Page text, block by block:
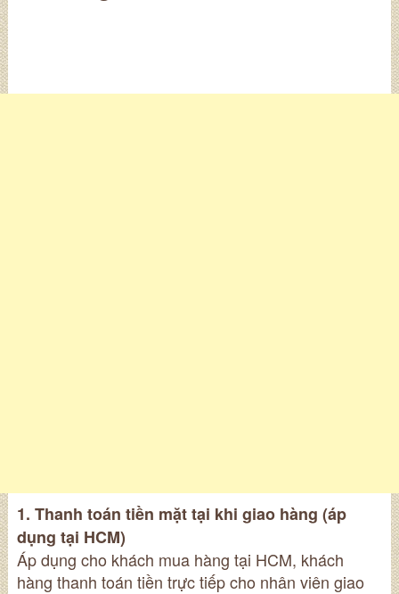
1. Thanh toán tiền mặt tại khi giao hàng (áp
dụng tại HCM)
Áp dụng cho khách mua hàng tại HCM, khách
hàng thanh toán tiền trực tiếp cho nhân viên giao